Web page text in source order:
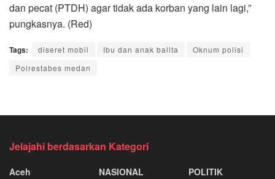
dan pecat (PTDH) agar tidak ada korban yang lain lagi,”
pungkasnya. (Red)
Tags: diseret mobil Ibu dan anak balita
Oknum polisi
Polrestabes medan
Jelajahi berdasarkan Kategori
Aceh
NASIONAL
POLITIK